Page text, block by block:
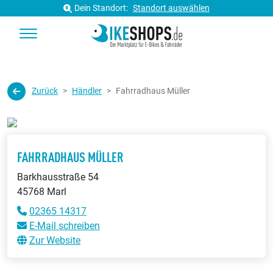
Dein Standort: Standort auswählen
Zurück Händler Fahrradhaus Müller
FAHRRADHAUS MÜLLER
Barkhausstraße 54
45768 Marl
02365 14317
E-Mail schreiben
Zur Website